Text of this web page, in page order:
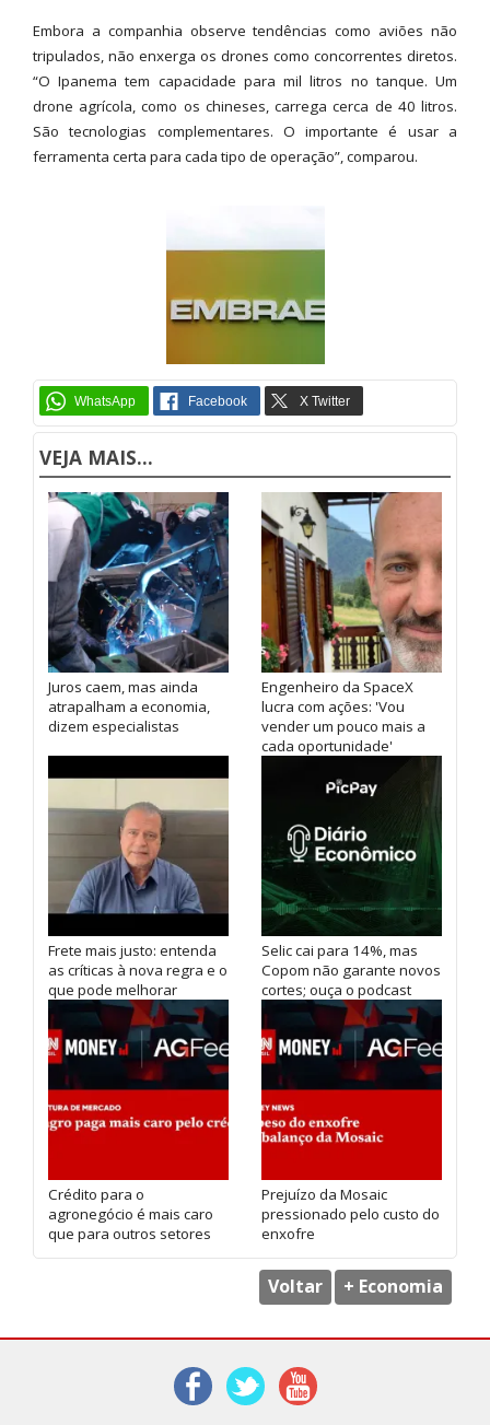
Embora a companhia observe tendências como aviões não
tripulados, não enxerga os drones como concorrentes diretos.
“O Ipanema tem capacidade para mil litros no tanque. Um
drone agrícola, como os chineses, carrega cerca de 40 litros.
São tecnologias complementares. O importante é usar a
ferramenta certa para cada tipo de operação”, comparou.
VEJA MAIS...
Juros caem, mas ainda
atrapalham a economia,
dizem especialistas
Engenheiro da SpaceX
lucra com ações: 'Vou
vender um pouco mais a
cada oportunidade'
Frete mais justo: entenda
as críticas à nova regra e o
que pode melhorar
Selic cai para 14%, mas
Copom não garante novos
cortes; ouça o podcast
Crédito para o
agronegócio é mais caro
que para outros setores
Prejuízo da Mosaic
pressionado pelo custo do
enxofre
Voltar + Economia